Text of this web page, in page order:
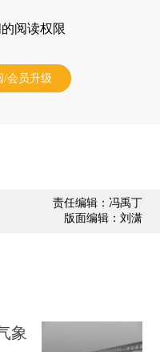
阅读权限
/会员升级
责任编辑：冯禹丁
版面编辑：刘潇
象